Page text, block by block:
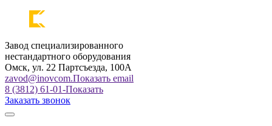
Завод специализированного
нестандартного оборудования
Омск, ул. 22 Партсъезда, 100А
zavod@inovcom.Показать email
8 (3812) 61-01-Показать
Заказать звонок